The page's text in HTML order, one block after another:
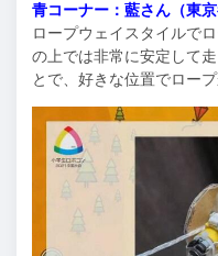
青コーナー：藍さん（東京
ロープウェイスタイルで
の上では非常に安定して
とで、好きな位置でロー